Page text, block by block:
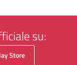
su:
Store